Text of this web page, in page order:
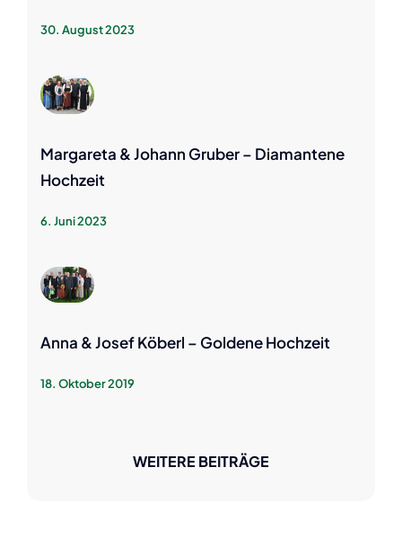
30. August 2023
Margareta & Johann Gruber – Diamantene
Hochzeit
6. Juni 2023
Anna & Josef Köberl – Goldene Hochzeit
18. Oktober 2019
WEITERE BEITRÄGE